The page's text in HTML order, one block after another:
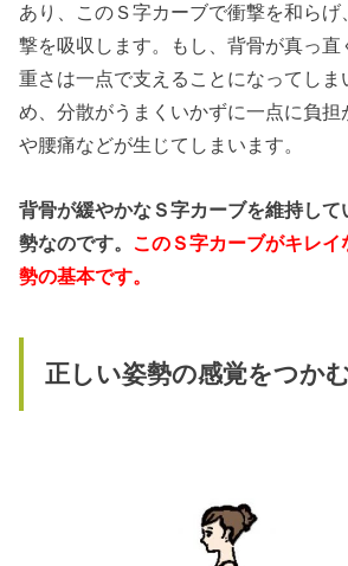
あり、このＳ字カーブで衝撃を和ら
撃を吸収します。もし、背骨が真っ直
重さは一点で支えることになってしま
め、分散がうまくいかずに一点に負担
や腰痛などが生じてしまいます。
背骨が緩やかなＳ字カーブを維持して
勢なのです。 このＳ字カーブがキレ
勢の基本です。
正しい姿勢の感覚をつか